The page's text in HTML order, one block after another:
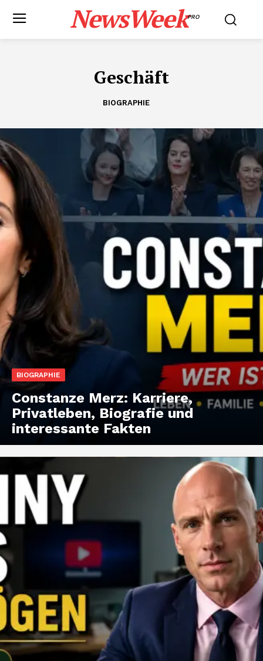
NewsWeekPRO
Geschäft
BIOGRAPHIE
BIOGRAPHIE
Constanze Merz: Karriere,
Privatleben, Biografie und
interessante Fakten